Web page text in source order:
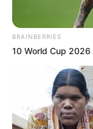
BRAINBERRIES
10 World Cup 2026